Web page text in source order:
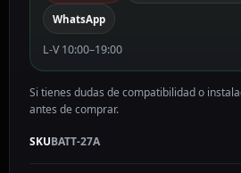
WhatsApp
L-V 10:00–19:00
Si tienes dudas de compatibilidad o
antes de comprar.
SKUBATT-27A